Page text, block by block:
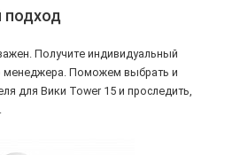
подход
Получите индивидуальный
менеджера. Поможем выбрать и
для Вики Tower 15 и проследить,